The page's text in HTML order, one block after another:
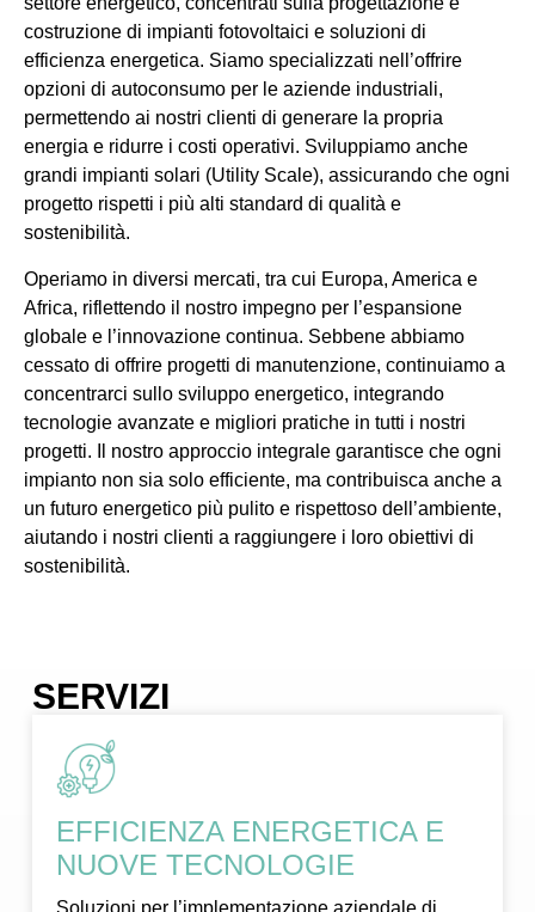
costruzione di impianti fotovoltaici e soluzioni di
efficienza energetica. Siamo specializzati nell’offrire
opzioni di autoconsumo per le aziende industriali,
permettendo ai nostri clienti di generare la propria
energia e ridurre i costi operativi. Sviluppiamo anche
grandi impianti solari (Utility Scale), assicurando che ogni
progetto rispetti i più alti standard di qualità e
sostenibilità.
Operiamo in diversi mercati, tra cui Europa, America e
Africa, riflettendo il nostro impegno per l’espansione
globale e l’innovazione continua. Sebbene abbiamo
cessato di offrire progetti di manutenzione, continuiamo a
concentrarci sullo sviluppo energetico, integrando
tecnologie avanzate e migliori pratiche in tutti i nostri
progetti. Il nostro approccio integrale garantisce che ogni
impianto non sia solo efficiente, ma contribuisca anche a
un futuro energetico più pulito e rispettoso dell’ambiente,
aiutando i nostri clienti a raggiungere i loro obiettivi di
sostenibilità.
SERVIZI
EFFICIENZA ENERGETICA E
NUOVE TECNOLOGIE
Soluzioni per l’implementazione aziendale di